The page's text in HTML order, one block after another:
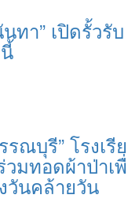
ทา” เปิดรั้วรับ
ณบุรี” โรงเรี
มทอดผ้าป่าเ
วันคล้ายวัน